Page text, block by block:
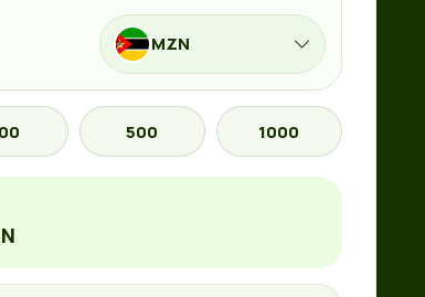
MZN
500 1000